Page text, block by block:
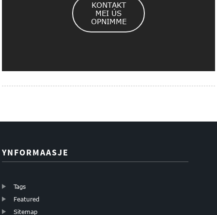
KONTAKT
MEI ÚS
OPNIMME
YNFORMAASJE
Tags
Featured
Sitemap